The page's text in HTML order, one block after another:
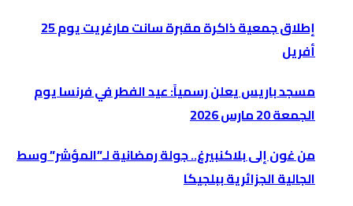
إطلاق جمعية ذاكرة مقبرة سانت مارغريت يوم 25
أفريل
مسجد باريس يعلن رسمياً: عيد الفطر في فرنسا يوم
الجمعة 20 مارس 2026
من غون إلى بلاكنبيرغ.. جولة رمضانية لـ”المؤشر” وسط
الجالية الجزائرية ببلجيكا